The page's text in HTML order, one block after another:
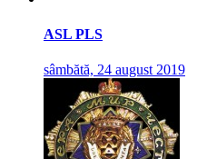
ASL PLS
sâmbătă, 24 august 2019